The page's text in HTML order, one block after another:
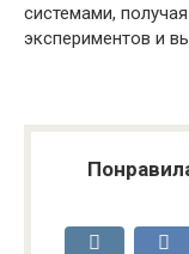
системами,
экспериментов и